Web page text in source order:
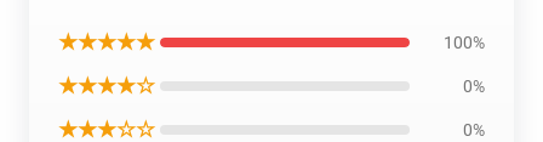
★★★★★ 100%
★★★★☆ 0%
★★★☆☆ 0%